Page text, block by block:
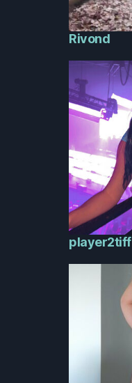
Rivond
player2tiff